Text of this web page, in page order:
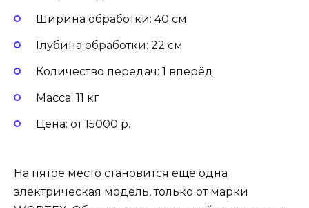
Ширина обработки: 40 см
Глубина обработки: 22 см
Количество передач: 1 вперёд
Масса: 11 кг
Цена: от 15000 р.
На пятое место становится ещё одна
электрическая модель, только от марки